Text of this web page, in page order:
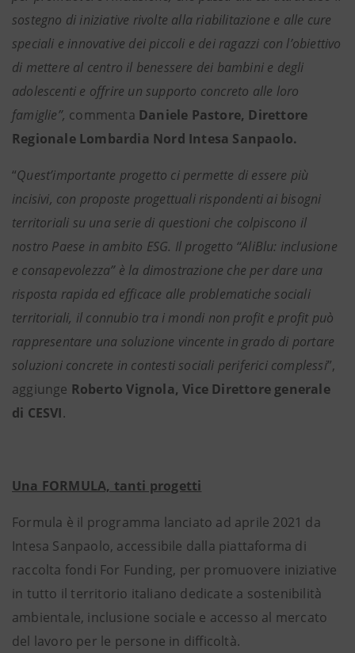
sostegno di iniziative rivolte alla riabilitazione e alle cure
speciali e innovative dei piccoli e dei ragazzi con l’obiettivo
di mettere al centro il benessere dei bambini e degli
adolescenti e offrire un supporto concreto alle loro
famiglie”, commenta Daniele Pastore, Direttore
Regionale Lombardia Nord Intesa Sanpaolo.
“Quest’importante progetto ci permette di essere più
incisivi, con proposte progettuali rispondenti ai bisogni
territoriali su una serie di questioni che colpiscono il
nostro Paese in ambito ESG. Il progetto “AliBlu: inclusione
e consapevolezza” è la dimostrazione che per dare una
risposta rapida ed efficace alle problematiche sociali
territoriali, il connubio tra i mondi non profit e profit può
rappresentare una soluzione vincente in grado di portare
soluzioni concrete in contesti sociali periferici complessi”,
aggiunge Roberto Vignola, Vice Direttore generale
di CESVI.
Una FORMULA, tanti progetti
Formula è il programma lanciato ad aprile 2021 da
Intesa Sanpaolo, accessibile dalla piattaforma di
raccolta fondi For Funding, per promuovere iniziative
in tutto il territorio italiano dedicate a sostenibilità
ambientale, inclusione sociale e accesso al mercato
del lavoro per le persone in difficoltà.